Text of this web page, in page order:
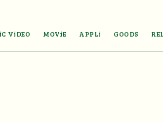
ViDEO MOViE APPLi GOODS